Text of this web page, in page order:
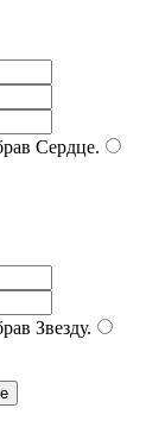
Сердце.
Звезду.